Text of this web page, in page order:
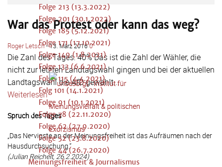
Folge 213 (13.3.2022)
Folge 201 (30.1.2022)
Folge 185 (5.12.2021)
Folge 171 (17.10.2021)
Folge 149 (1.8.2021)
Folge 133 (6.6.2021)
Folge 115 (4.4.2021)
Folg 101 (14.1.2021)
Folge 91 (10.1.2021)
Folge 78 (22.11.2020)
Folge 62 (27.9.2020)
Folge 52 (23.8.2020)
Folge 44 (26.7.2020)
Meinungsfreiheit & Journalismus
War das Protest oder kann das weg?
Roger Letsch-13. März 20160
Die Zahl des Tages: 40% Das ist die Zahl der Wähler, die
nicht zur letzten Landtagswahl gingen und bei der aktuellen
Landtagswahl die AfD gewählt...
Weiterlesen
Spruch des Tages
„Das Nervigste an der Meinungsfreiheit ist das Aufräumen nach der
Hausdurchsuchung.“
(Julian Reichelt, 26.2.2024)